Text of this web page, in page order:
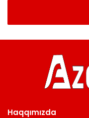
Haqqımızda